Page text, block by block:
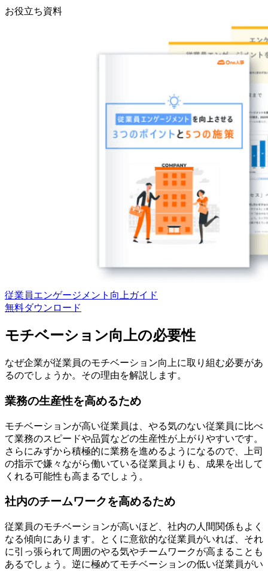
お役立ち資料
従業員エンゲージメント向上ガイド
無料ダウンロード
モチベーション向上の必要性
なぜ企業が従業員のモチベーション向上に取り組む必要があ
るのでしょうか。その理由を解説します。
業務の生産性を高めるため
モチベーションが高い従業員は、やる気のない従業員に比べ
て業務のスピードや品質などの生産性が上がりやすいです。
さらにみずから積極的に業務を進めるようになるので、上司
の指示で嫌々ながら働いている従業員よりも、成果を出して
くれる可能性も高まるでしょう。
社内のチームワークを高めるため
従業員のモチベーションが高いほど、社内の人間関係もよく
なる傾向にあります。とくに意欲的な従業員がいれば、それ
に引っ張られて周囲のやる気やチームワークが高まることも
あるでしょう。逆に極めてモチベーションの低い従業員がい